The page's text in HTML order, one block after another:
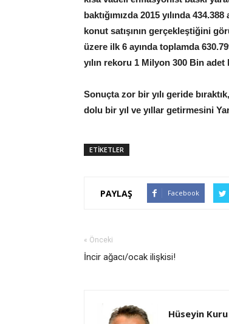
baktığımızda 2015 yılında
konut satışının gerçekleştiğini
üzere ilk 6 ayında toplamda
yılın rekoru 1 Milyon 300 Bin
Sonuçta zor bir yılı geride
dolu bir yıl ve yıllar getirmesini
ETİKETLER
PAYLAŞ Facebook
« Önceki
İncir ağacı/ocak ilişkisi!
Hüseyin Kuru